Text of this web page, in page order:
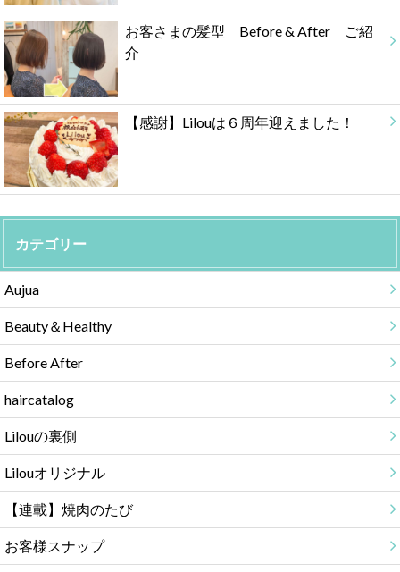
お客さまの髪型 Before & After ご紹
介
【感謝】Lilouは６周年迎えました！
カテゴリー
Aujua
Beauty＆Healthy
Before After
haircatalog
Lilouの裏側
Lilouオリジナル
【連載】焼肉のたび
お客様スナップ